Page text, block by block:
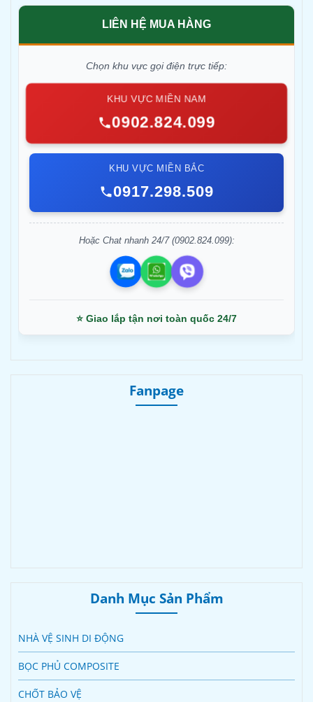
LIÊN HỆ MUA HÀNG
Chọn khu vực gọi điện trực tiếp:
KHU VỰC MIỀN NAM
0902.824.099
KHU VỰC MIỀN BẮC
0917.298.509
Hoặc Chat nhanh 24/7 (0902.824.099):
⭐ Giao lắp tận nơi toàn quốc 24/7
Fanpage
Danh Mục Sản Phẩm
NHÀ VỆ SINH DI ĐỘNG
BỌC PHỦ COMPOSITE
CHỐT BẢO VỆ